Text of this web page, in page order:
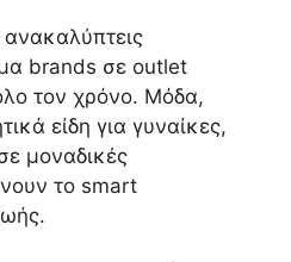
ανακαλύπτεις
brands σε outlet
τον χρόνο. Μόδα,
είδη για γυναίκες,
μοναδικές
το smart